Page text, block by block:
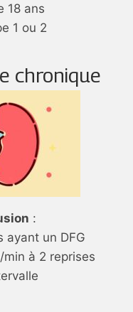
18 ans
1 ou 2
chronique
:
ayant un DFG
à 2 reprises